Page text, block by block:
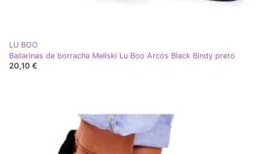
LU BOO
Bailarinas de borracha Meliski Lu Boo Arcos Black Bindy preto
20,10 €